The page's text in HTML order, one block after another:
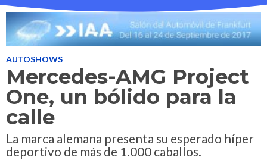
AUTOSHOWS
Mercedes-AMG Project
One, un bólido para la
calle
La marca alemana presenta su esperado híper
deportivo de más de 1.000 caballos.